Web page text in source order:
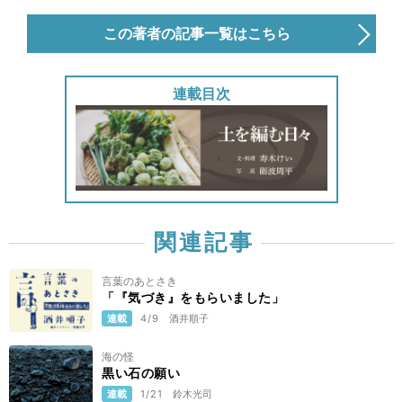
この著者の記事一覧はこちら
連載目次
関連記事
言葉のあとさき
「『気づき』をもらいました」
連載 4/9 酒井順子
海の怪
黒い石の願い
連載 1/21 鈴木光司